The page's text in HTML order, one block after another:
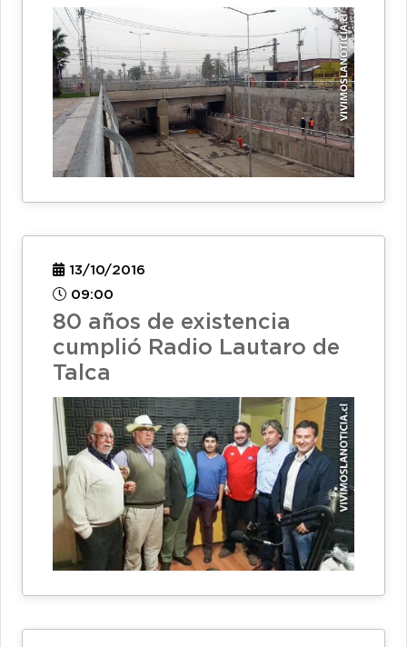
13/10/2016
09:00
80 años de existencia
cumplió Radio Lautaro de
Talca